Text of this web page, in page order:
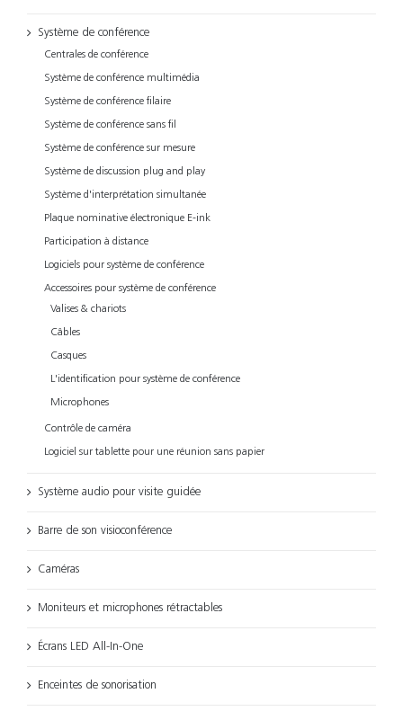
Système de conférence
Centrales de conférence
Système de conférence multimédia
Système de conférence filaire
Système de conférence sans fil
Système de conférence sur mesure
Système de discussion plug and play
Système d'interprétation simultanée
Plaque nominative électronique E-ink
Participation à distance
Logiciels pour système de conférence
Accessoires pour système de conférence
Valises & chariots
Câbles
Casques
L'identification pour système de conférence
Microphones
Contrôle de caméra
Logiciel sur tablette pour une réunion sans papier
Système audio pour visite guidée
Barre de son visioconférence
Caméras
Moniteurs et microphones rétractables
Écrans LED All-In-One
Enceintes de sonorisation